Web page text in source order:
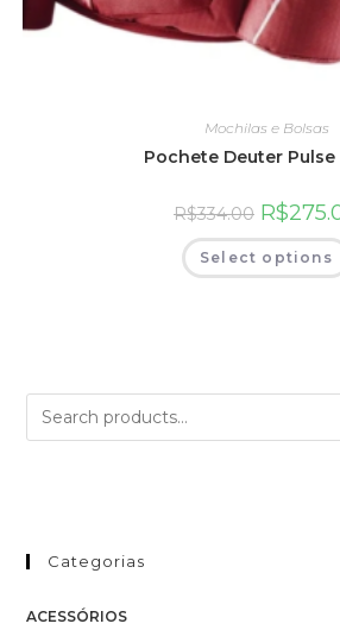
Mochilas e Bolsas
Pochete Deuter Pulse
R$334.00 R$
Select options
Categorias
ACESSÓRIOS